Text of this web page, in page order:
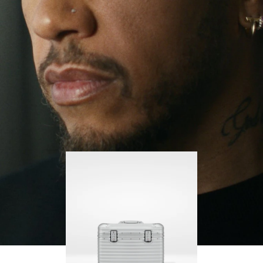
PARA
REPRODUCIRLO.
PULSE
PARA
ACTIVARLO.
no deja de buscar nuevos retos ni de aprender con
cada paso que da.
Su RIMOWA Original Pilot siempre le acompaña en
sus viajes, y cada marca narra la historia de los
lugares que ha visitado y los logros que ha
alcanzado.